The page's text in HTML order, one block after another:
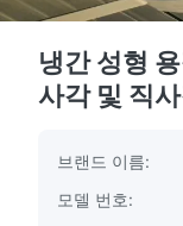
냉간 성형
사각 및 직
브랜드 이름:
모델 번호: